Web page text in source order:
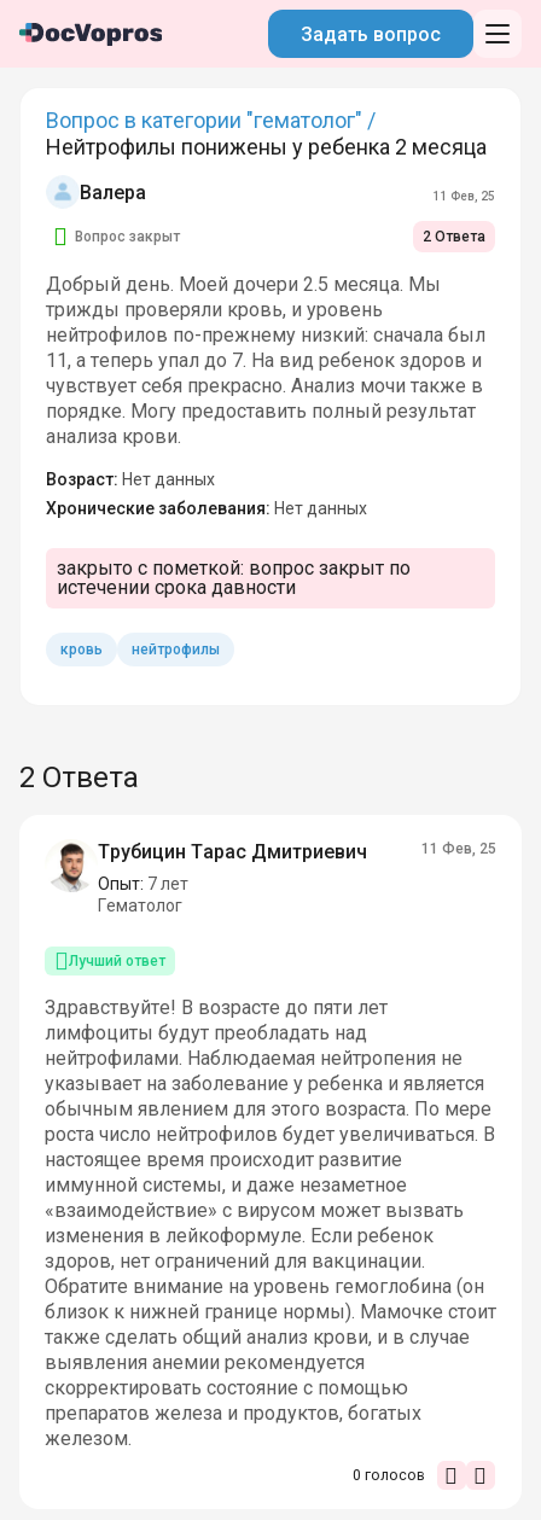
Задать вопрос
Вопрос в категории "гематолог" /
Нейтрофилы понижены у ребенка 2 месяца
Валера 11 Фев, 25
Вопрос закрыт 2 Ответа
Добрый день. Моей дочери 2.5 месяца. Мы
трижды проверяли кровь, и уровень
нейтрофилов по-прежнему низкий: сначала был
11, а теперь упал до 7. На вид ребенок здоров и
чувствует себя прекрасно. Анализ мочи также в
порядке. Могу предоставить полный результат
анализа крови.
Возраст: Нет данных
Хронические заболевания: Нет данных
закрыто с пометкой: вопрос закрыт по
истечении срока давности
кровь нейтрофилы
2 Ответа
Трубицин Тарас Дмитриевич
Опыт: 7 лет
Гематолог
11 Фев, 25
Лучший ответ
Здравствуйте! В возрасте до пяти лет
лимфоциты будут преобладать над
нейтрофилами. Наблюдаемая нейтропения не
указывает на заболевание у ребенка и является
обычным явлением для этого возраста. По мере
роста число нейтрофилов будет увеличиваться. В
настоящее время происходит развитие
иммунной системы, и даже незаметное
«взаимодействие» с вирусом может вызвать
изменения в лейкоформуле. Если ребенок
здоров, нет ограничений для вакцинации.
Обратите внимание на уровень гемоглобина (он
близок к нижней границе нормы). Мамочке стоит
также сделать общий анализ крови, и в случае
выявления анемии рекомендуется
скорректировать состояние с помощью
препаратов железа и продуктов, богатых
железом.
0 голосов